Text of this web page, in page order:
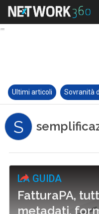
Ultimi articoli Sovranità
S
LA GUIDA
FatturaPA,
metadati,